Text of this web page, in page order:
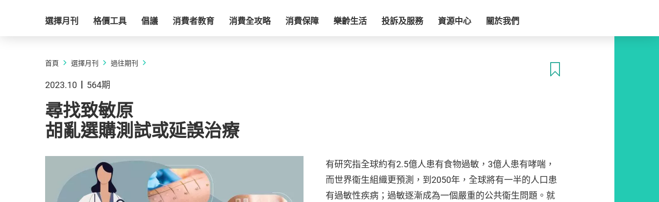
選擇月刊 格價工具 倡議 消費者教育 消費全攻略 消費保障 樂齡生活 投訴及服務 資源中心 關於我們
首頁 選擇月刊 過往期刊
2023.10 564期
尋找致敏原
胡亂選購測試或延誤治療
有研究指全球約有2.5億人患有食物過敏，3億人患有哮喘，
而世界衞生組織更預測，到2050年，全球將有一半的人口患
有過敏性疾病；過敏逐漸成為一個嚴重的公共衞生問題。就